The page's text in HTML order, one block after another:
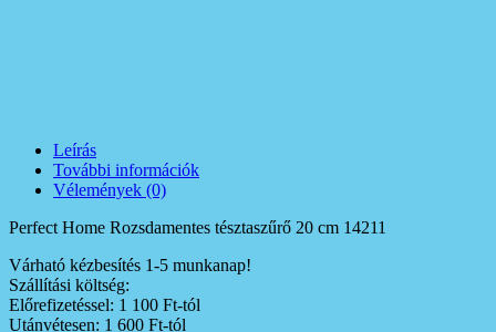
Leírás
További információk
Vélemények (0)
Perfect Home Rozsdamentes tésztaszűrő 20 cm 14211
Várható kézbesítés 1-5 munkanap!
Szállítási költség:
Előrefizetéssel: 1 100 Ft-tól
Utánvétesen: 1 600 Ft-tól